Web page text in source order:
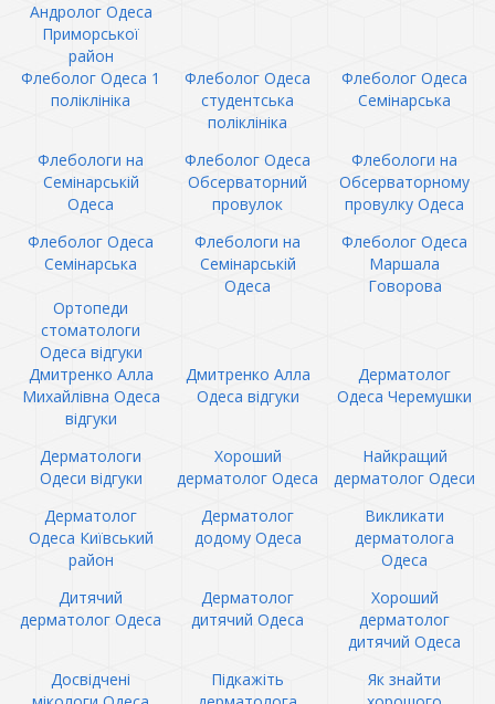
Андролог Одеса
Приморської
район
Флеболог Одеса 1
поліклініка
Флеболог Одеса
студентська
поліклініка
Флеболог Одеса
Семінарська
Флебологи на
Семінарській
Одеса
Флеболог Одеса
Обсерваторний
провулок
Флебологи на
Обсерваторному
провулку Одеса
Флеболог Одеса
Семінарська
Флебологи на
Семінарській
Одеса
Флеболог Одеса
Маршала
Говорова
Ортопеди
стоматологи
Одеса відгуки
Дмитренко Алла
Михайлівна Одеса
відгуки
Дмитренко Алла
Одеса відгуки
Дерматолог
Одеса Черемушки
Дерматологи
Одеси відгуки
Хороший
дерматолог Одеса
Найкращий
дерматолог Одеси
Дерматолог
Одеса Київський
район
Дерматолог
додому Одеса
Викликати
дерматолога
Одеса
Дитячий
дерматолог Одеса
Дерматолог
дитячий Одеса
Хороший
дерматолог
дитячий Одеса
Досвідчені
Підкажіть
Як знайти